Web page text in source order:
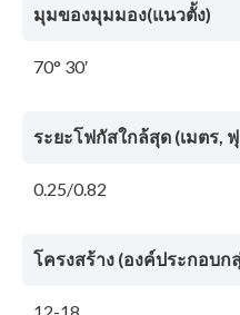
มุมของมุมมอง(แนวตั้ง)
70° 30′
ระยะโฟกัสใกล้สุด (เมตร,
0.25/0.82
โครงสร้าง (องค์ประกอบก